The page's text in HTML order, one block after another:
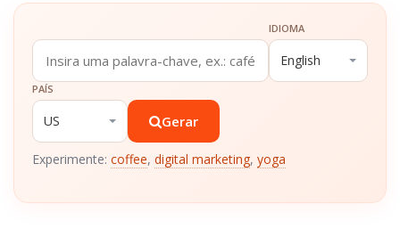
IDIOMA
PAÍS
Gerar
Experimente: coffee, digital marketing, yoga